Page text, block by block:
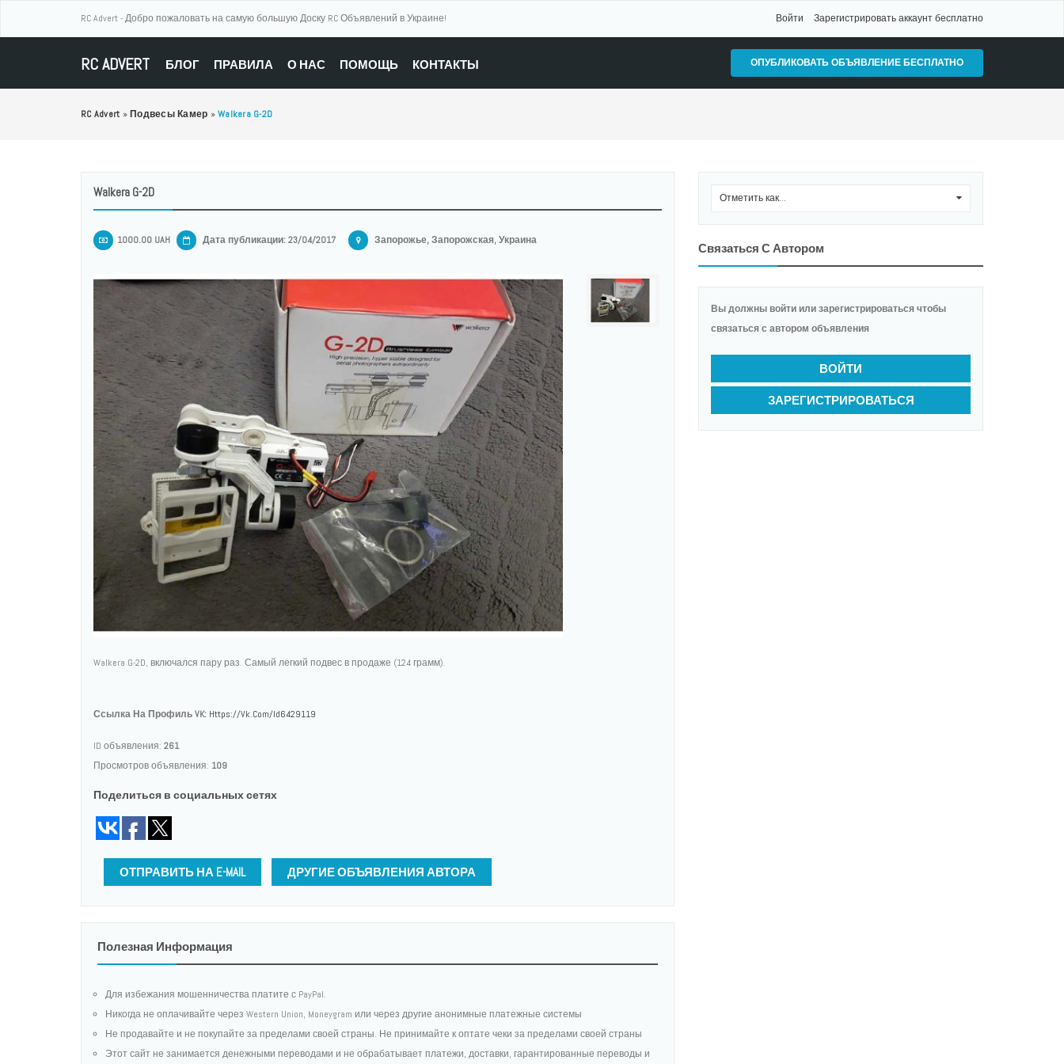
RC Advert - Добро пожаловать на самую большую Доску RC Объявлений в Украине! Войти Зарегистрировать аккаунт бесплатно
RC ADVERT БЛОГ ПРАВИЛА О НАС ПОМОЩЬ КОНТАКТЫ ОПУБЛИКОВАТЬ ОБЪЯВЛЕНИЕ БЕСПЛАТНО
RC Advert »Подвесы Камер »Walkera G-2D
Walkera G-2D
1000.00 UAH Дата публикации: 23/04/2017 Запорожье, Запорожская, Украина
Walkera G-2D, включался пару раз. Самый легкий подвес в продаже (124 грамм).
Ссылка На Профиль VK: Https://vk.com/id6429119
ID объявления: 261
Просмотров объявления: 109
Поделиться в социальных сетях
ОТПРАВИТЬ НА E-MAIL ДРУГИЕ ОБЪЯВЛЕНИЯ АВТОРА
Полезная Информация
Для избежания мошенничества платите с PayPal.
Никогда не оплачивайте через Western Union, Moneygram или через другие анонимные платежные системы
Не продавайте и не покупайте за пределами своей страны. Не принимайте к оптате чеки за пределами своей страны
Этот сайт не занимается денежными переводами и не обрабатывает платежи, доставки, гарантированные переводы и
Отметить как...
Связаться С Автором
Вы должны войти или зарегистрироваться чтобы
связаться с автором объявления
ВОЙТИ
ЗАРЕГИСТРИРОВАТЬСЯ